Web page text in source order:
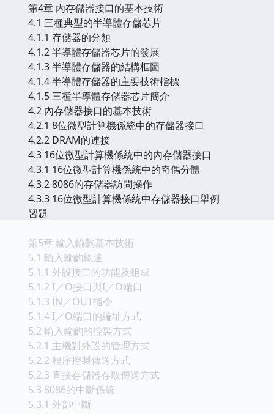
第4章 內存儲器接口的基本技術
4.1 三種典型的半導體存儲芯片
4.1.1 存儲器的分類
4.1.2 半導體存儲器芯片的發展
4.1.3 半導體存儲器的結構框圖
4.1.4 半導體存儲器的主要技術指標
4.1.5 三種半導體存儲器芯片簡介
4.2 內存儲器接口的基本技術
4.2.1 8位微型計算機係統中的存儲器接口
4.2.2 DRAM的連接
4.3 16位微型計算機係統中的內存儲器接口
4.3.1 16位微型計算機係統中的奇偶分體
4.3.2 8086的存儲器訪問操作
4.3.3 16位微型計算機係統中存儲器接口舉例
習題
第5章 輸入輸齣基本技術
5.1 輸入輸齣概述
5.1.1 外設接口的功能及組成
5.1.2 I／O接口與I／O端口
5.1.3 IN／OUT指令
5.1.4 I／O端口的編址方式
5.2 輸入輸齣的控製方式
5.2.1 主機對外設的管理方式
5.2.2 程序控製傳送方式
5.2.3 直接存儲器存取傳送方式
5.3 8086的中斷係統
5.3.1 外部中斷